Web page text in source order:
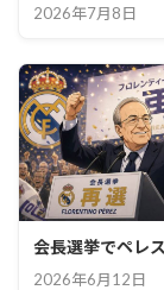
2026年7月8日
会長選挙でペレ
2026年6月12日